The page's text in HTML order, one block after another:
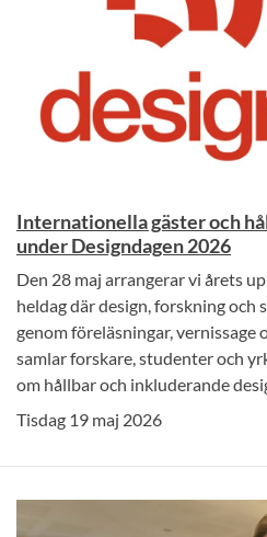
Internationella gäster och
under Designdagen 2026
Den 28 maj arrangerar vi årets
heldag där design, forskning och
genom föreläsningar, vernissage
samlar forskare, studenter och
om hållbar och inkluderande
Tisdag 19 maj 2026